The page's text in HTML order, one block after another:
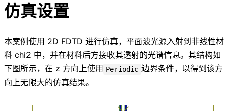
仿真设置
本案例使用 2D FDTD 进行仿真，平面波光源入射到非线性材
料 chi2 中，并在材料后方接收其透射的光谱信息。其结构如
下图所示，在 z 方向上使用 Periodic 边界条件，以得到该方
向上无限大的仿真结果。